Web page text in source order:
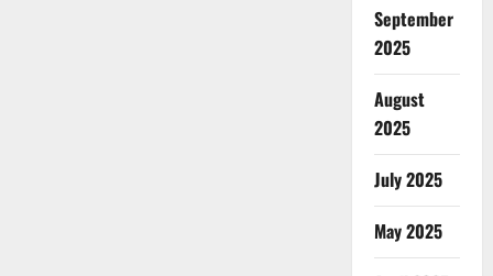
September
2025
August
2025
July 2025
May 2025